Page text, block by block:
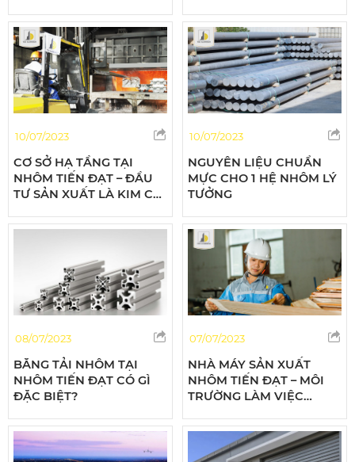
TRÌNH
10/07/2023
CƠ SỞ HẠ TẦNG TẠI
NHÔM TIẾN ĐẠT – ĐẦU
TƯ SẢN XUẤT LÀ KIM CHỈ
10/07/2023
NGUYÊN LIỆU CHUẨN
MỰC CHO 1 HỆ NHÔM LÝ
TƯỞNG
08/07/2023
BĂNG TẢI NHÔM TẠI
NHÔM TIẾN ĐẠT CÓ GÌ
ĐẶC BIỆT?
07/07/2023
NHÀ MÁY SẢN XUẤT
NHÔM TIẾN ĐẠT – MÔI
TRƯỜNG LÀM VIỆC
TOÀN